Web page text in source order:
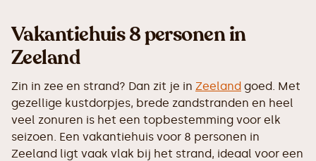
Vakantiehuis 8 personen in
Zeeland
Zin in zee en strand? Dan zit je in Zeeland goed. Met
gezellige kustdorpjes, brede zandstranden en heel
veel zonuren is het een topbestemming voor elk
seizoen. Een vakantiehuis voor 8 personen in
Zeeland ligt vaak vlak bij het strand, ideaal voor een